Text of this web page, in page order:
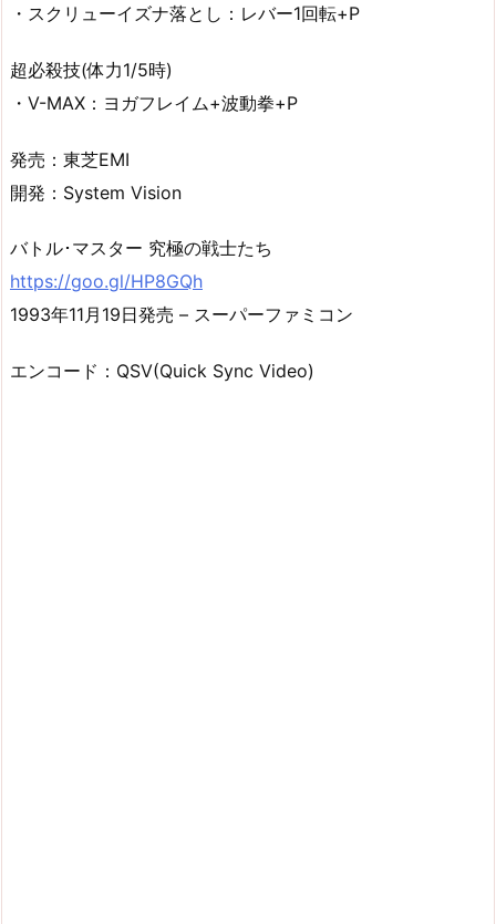
・スクリューイズナ落とし：レバー1回転+P
超必殺技(体力1/5時)
・V-MAX：ヨガフレイム+波動拳+P
発売：東芝EMI
開発：System Vision
バトル･マスター 究極の戦士たち
https://goo.gl/HP8GQh
1993年11月19日発売 – スーパーファミコン
エンコード：QSV(Quick Sync Video)